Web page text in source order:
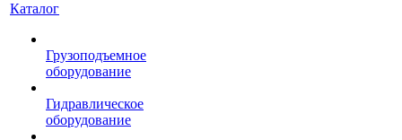
Каталог
Грузоподъемное
оборудование
Гидравлическое
оборудование